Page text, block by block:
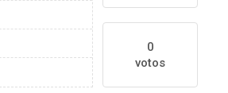
0
votos